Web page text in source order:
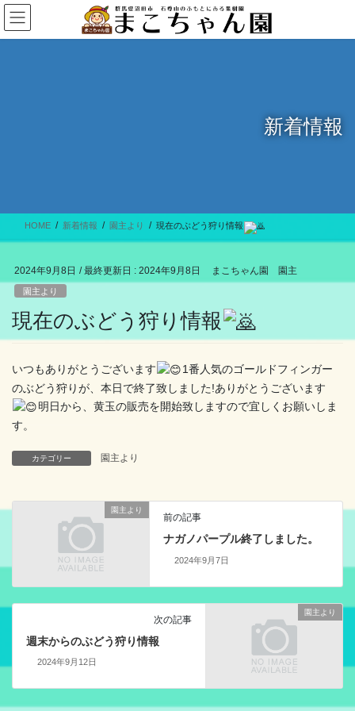
コ
ン
テ
ナ
ビ
ゲ
新着情報
HOME 新着情報 園主より 現在のぶどう狩り情報
2024年9月8日 / 最終更新日 : 2024年9月8日 まこちゃん園 園主
園主より
現在のぶどう狩り情報
いつもありがとうございます
1番人気のゴールドフィンガー
のぶどう狩りが、本日で終了致しました!ありがとうございます
明日から、黄玉の販売を開始致しますので宜しくお願いしま
す。
カテゴリー 園主より
園主より
前の記事
ナガノパープル終了しました。
2024年9月7日
園主より
次の記事
週末からのぶどう狩り情報
2024年9月12日